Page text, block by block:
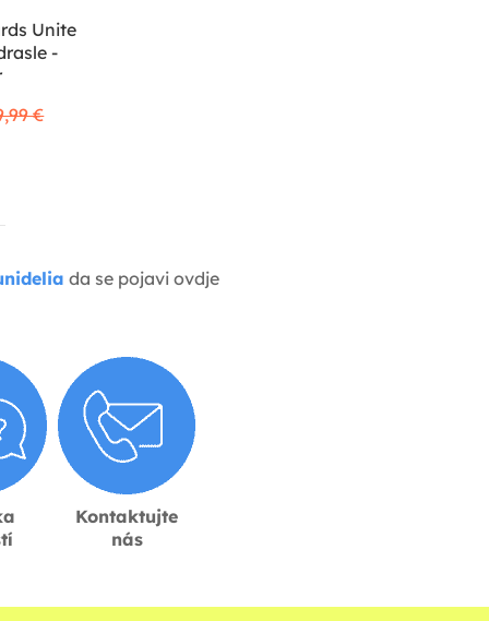
Unite
-
€
da se pojavi ovdje
Kontaktujte
nás